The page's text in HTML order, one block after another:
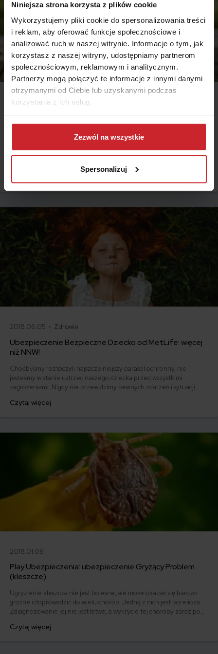
Niniejsza strona korzysta z plików cookie
Wykorzystujemy pliki cookie do spersonalizowania treści
i reklam, aby oferować funkcje społecznościowe i
analizować ruch w naszej witrynie. Informacje o tym, jak
korzystasz z naszej witryny, udostępniamy partnerom
społecznościowym, reklamowym i analitycznym.
Partnerzy mogą połączyć te informacje z innymi danymi
otrzymanymi od Ciebie lub uzyskanymi podczas
korzystania z ich usług.
Dowiedz się więcej na temat tego, kim jesteśmy, jak
można się z nami skontaktować i w jaki sposób
przetwarzamy dane osobowe w ramachPolityki
Zezwól na wszystkie
Spersonalizuj
2018.01.18
Czy warto ubezpieczyć zwierzęta?
Ubezpieczenie psa lub kota dla wielu z nas może wydawać się
pomysłem niedorzecznym. Tymczasem na Zachodzie, polisy dla
cieszą się niesłabnącą popularnością. W jakich sytuacjach sprawdzi się
ubezpieczenie zwierząt? Prześwietlamy nowość na rynku
ubezpieczeń Play - polisę „Bezpieczny pupil”.
2018.06.05 • Zdrowie
Ubezpieczenie Bezpieczne Dziecko od MetLife: więcej
niż NNW!
Choćbyśmy roztoczyli najszczelniejszy parasol ochronny, nie
jesteśmy w stanie ustrzec naszego dziecka przed wszystkimi
zagrożeniami. Nigdy nie przewidzimy pewnych zdarzeń i sytuacji
poczucie bezpieczeństwa może zagwarantować nam odpowiednia
Czytaj więcej
2018.01.09
Play Ubezpieczenia: ubezpieczenie Gryzący Problem
(kleszcze).
Ugryzienie kleszcza nie jest bolesne, ale może okazać się bardzo
groźne i doprowadzić do wielu chorób. Jedną z nich jest borelioza.
Zdiagnozowanie jej nie jest łatwe, a wykrycie tej choroby zaraz po
specjalistycznej diagnostyki by wykryć tę podstępną chorobę.
Czytaj więcej